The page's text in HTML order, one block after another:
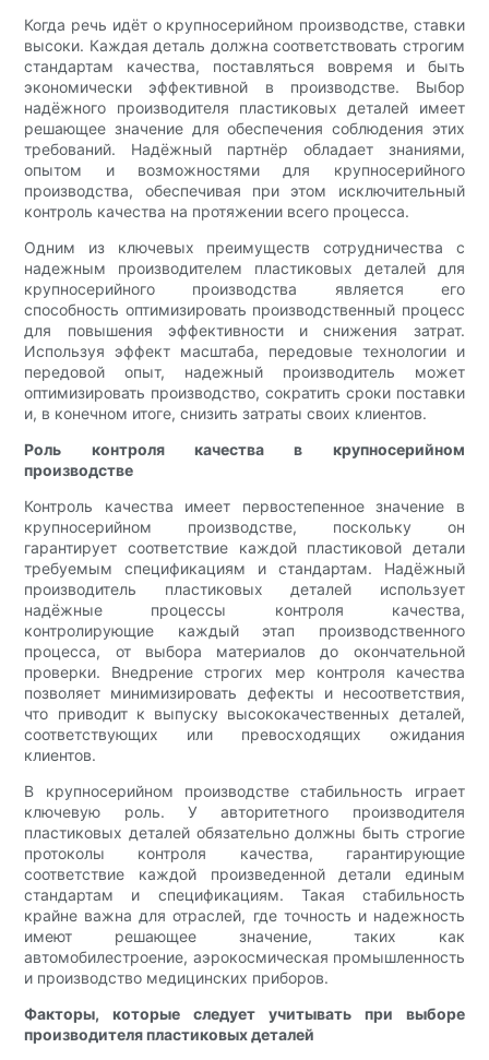
Когда речь идёт о крупносерийном производстве, ставки
высоки. Каждая деталь должна соответствовать строгим
стандартам качества, поставляться вовремя и быть
экономически эффективной в производстве. Выбор
надёжного производителя пластиковых деталей имеет
решающее значение для обеспечения соблюдения этих
требований. Надёжный партнёр обладает знаниями,
опытом и возможностями для крупносерийного
производства, обеспечивая при этом исключительный
контроль качества на протяжении всего процесса.
Одним из ключевых преимуществ сотрудничества с
надежным производителем пластиковых деталей для
крупносерийного производства является его
способность оптимизировать производственный процесс
для повышения эффективности и снижения затрат.
Используя эффект масштаба, передовые технологии и
передовой опыт, надежный производитель может
оптимизировать производство, сократить сроки поставки
и, в конечном итоге, снизить затраты своих клиентов.
Роль контроля качества в крупносерийном
производстве
Контроль качества имеет первостепенное значение в
крупносерийном производстве, поскольку он
гарантирует соответствие каждой пластиковой детали
требуемым спецификациям и стандартам. Надёжный
производитель пластиковых деталей использует
надёжные процессы контроля качества,
контролирующие каждый этап производственного
процесса, от выбора материалов до окончательной
проверки. Внедрение строгих мер контроля качества
позволяет минимизировать дефекты и несоответствия,
что приводит к выпуску высококачественных деталей,
соответствующих или превосходящих ожидания
клиентов.
В крупносерийном производстве стабильность играет
ключевую роль. У авторитетного производителя
пластиковых деталей обязательно должны быть строгие
протоколы контроля качества, гарантирующие
соответствие каждой произведенной детали единым
стандартам и спецификациям. Такая стабильность
крайне важна для отраслей, где точность и надежность
имеют решающее значение, таких как
автомобилестроение, аэрокосмическая промышленность
и производство медицинских приборов.
Факторы, которые следует учитывать при выборе
производителя пластиковых деталей